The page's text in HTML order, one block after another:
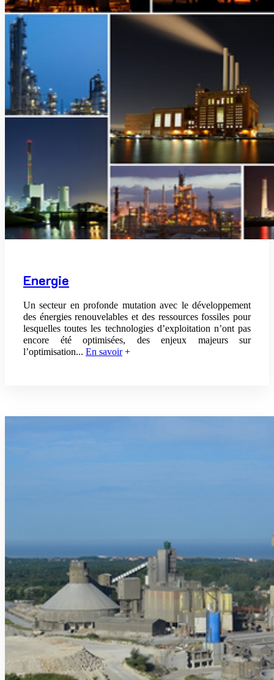
Energie
Un secteur en profonde mutation avec le développement
des énergies renouvelables et des ressources fossiles pour
lesquelles toutes les technologies d’exploitation n’ont pas
encore été optimisées, des enjeux majeurs sur
l’optimisation... En savoir+